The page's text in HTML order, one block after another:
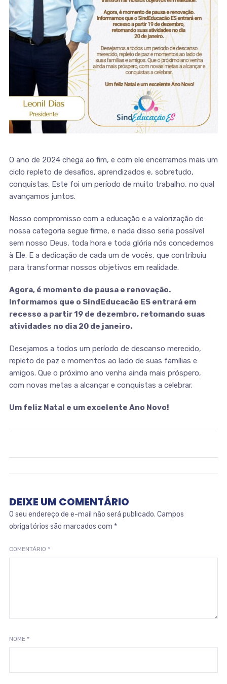
O ano de 2024 chega ao fim, e com ele encerramos mais um
ciclo repleto de desafios, aprendizados e, sobretudo,
conquistas. Este foi um período de muito trabalho, no qual
avançamos juntos.
Nosso compromisso com a educação e a valorização de
nossa categoria segue firme, e nada disso seria possível
sem nosso Deus, toda hora e toda glória nós concedemos
à Ele. E a dedicação de cada um de vocês, que contribuiu
para transformar nossos objetivos em realidade.
Agora, é momento de pausa e renovação.
Informamos que o SindEducacão ES entrará em
recesso a partir 19 de dezembro, retomando suas
atividades no dia 20 de janeiro.
Desejamos a todos um período de descanso merecido,
repleto de paz e momentos ao lado de suas famílias e
amigos. Que o próximo ano venha ainda mais próspero,
com novas metas a alcançar e conquistas a celebrar.
Um feliz Natal e um excelente Ano Novo!
DEIXE UM COMENTÁRIO
O seu endereço de e-mail não será publicado. Campos
obrigatórios são marcados com *
COMENTÁRIO *
NOME *